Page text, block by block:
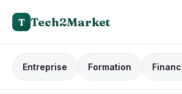
T Tech2Market
Entreprise Formation